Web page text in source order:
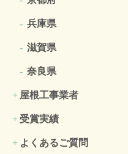
兵庫県
滋賀県
奈良県
屋根工事業者
受賞実績
よくあるご質問